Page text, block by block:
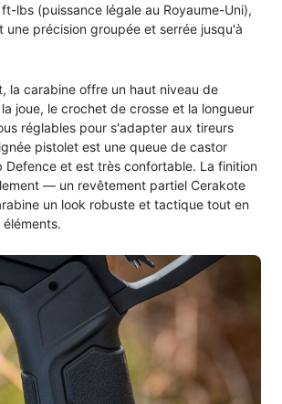
lbs (puissance légale au Royaume-Uni),
une précision groupée et serrée jusqu'à
la carabine offre un haut niveau de
joue, le crochet de crosse et la longueur
réglables pour s'adapter aux tireurs
pistolet est une queue de castor
Defence et est très confortable. La finition
— un revêtement partiel Cerakote
un look robuste et tactique tout en